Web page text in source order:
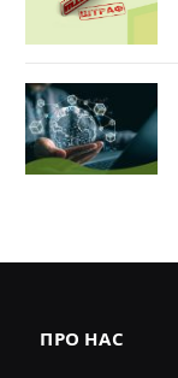
ПРО НАС